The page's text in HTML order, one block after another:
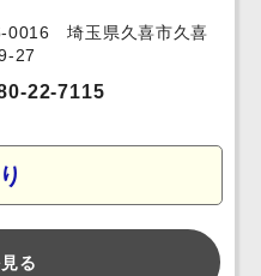
0016 埼玉県久喜市久喜
27
22-7115
る